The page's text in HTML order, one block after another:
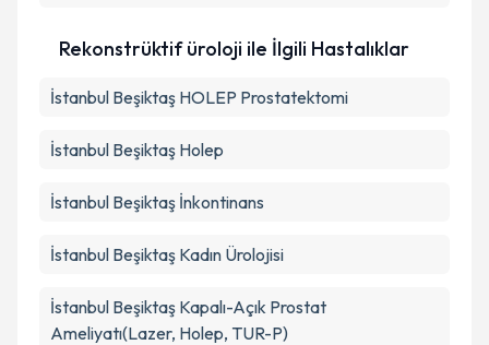
Rekonstrüktif üroloji ile İlgili Hastalıklar
İstanbul Beşiktaş HOLEP Prostatektomi
İstanbul Beşiktaş Holep
İstanbul Beşiktaş İnkontinans
İstanbul Beşiktaş Kadın Ürolojisi
İstanbul Beşiktaş Kapalı-Açık Prostat
Ameliyatı(Lazer, Holep, TUR-P)